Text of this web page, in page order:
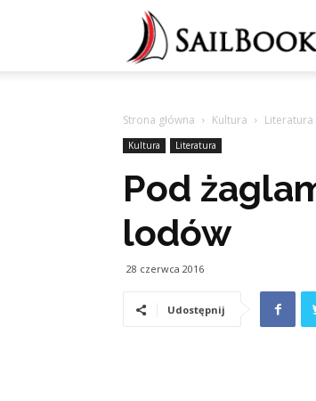
Strona główna Kultura Literatura
Kultura Literatura
Pod
lodów
28 czerwca 2016
Udostępnij